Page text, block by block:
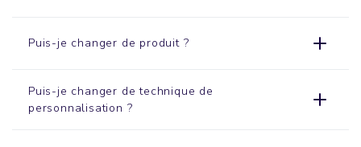
Puis-je changer de produit ?
Puis-je changer de technique de
personnalisation ?